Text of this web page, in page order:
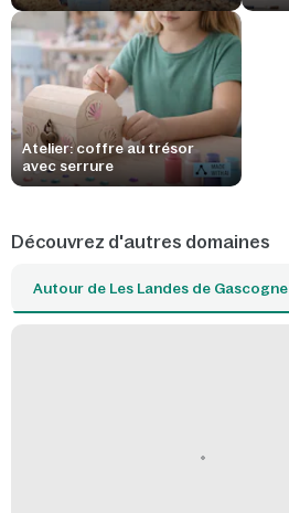
Atelier: coffre au trésor
avec serrure
Découvrez d'autres domaines
Autour de Les Landes de Gascogne